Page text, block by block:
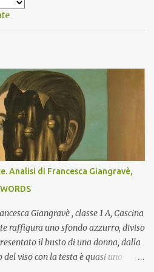
Analisi di Francesca Giangravè,
Giangravè , classe 1 A, Cascina
raffigura uno sfondo azzurro, diviso
il busto di una donna, dalla
viso con la testa è quasi uno